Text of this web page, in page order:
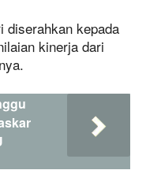
diserahkan kepada
kinerja dari